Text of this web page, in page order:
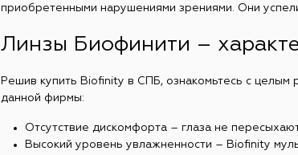
приобретенными нарушениями зрениями. Они
Линзы Биофинити –
Решив купить Biofinity в СПБ, ознакомьтесь с
данной фирмы:
Отсутствие дискомфорта – глаза не
Высокий уровень увлажненности – Biofinity